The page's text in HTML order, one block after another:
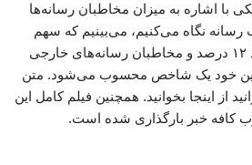
با اشاره به میزان مخاطبان رسانه‌ها
نگاه می‌کنیم، می‌بینیم که سهم
مخاطب تلویزیون حدود ۱۲ درصد و مخاطبان رسانه‌های خارجی
و این خود یک شاخص محسوب می‌شود. متن
از اینجا بخوانید. همچنین فیلم کامل این
کافه خبر بارگذاری شده است.